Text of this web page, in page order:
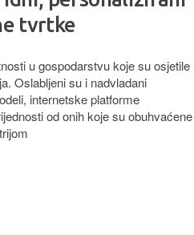
tvrtke
u gospodarstvu koje su osjetile
Oslabljeni su i nadvladani
internetske platforme
od onih koje su obuhvaćene